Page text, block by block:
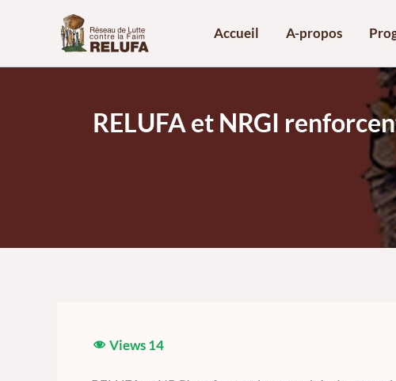
Accueil A-propos
RELUFA et NRGI
Views 14